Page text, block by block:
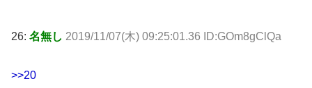
26: 名無し 2019/11/07(木) 09:25:01.36 ID:GOm8gClQa
>>20